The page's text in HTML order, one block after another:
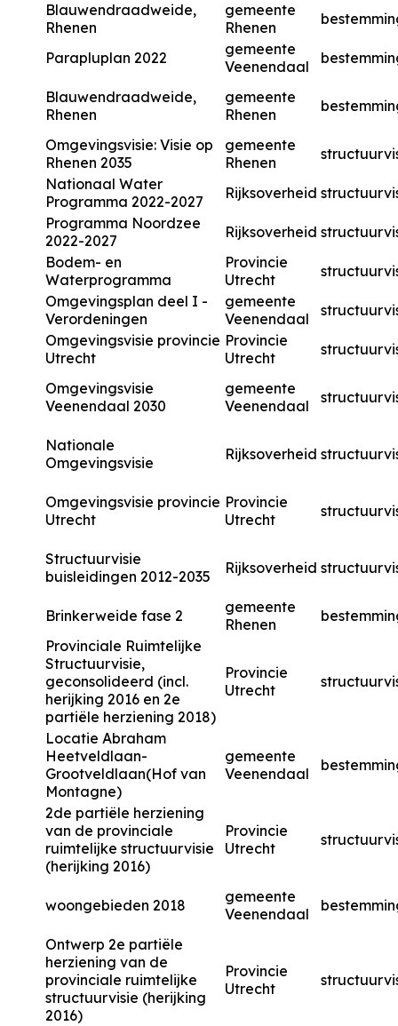
Blauwendraadweide,
Rhenen
gemeente
Rhenen
Parapluplan 2022
gemeente
Veenendaal
Blauwendraadweide,
Rhenen
gemeente
Rhenen
Omgevingsvisie: Visie op
Rhenen 2035
gemeente
Rhenen
Nationaal Water
Programma 2022-2027
Rijksoverheid
Programma Noordzee
2022-2027
Rijksoverheid
Bodem- en
Waterprogramma
Provincie
Utrecht
Omgevingsplan deel I -
Verordeningen
gemeente
Veenendaal
Omgevingsvisie provincie
Utrecht
Provincie
Utrecht
Omgevingsvisie
Veenendaal 2030
gemeente
Veenendaal
Nationale
Omgevingsvisie
Rijksoverheid
Omgevingsvisie provincie
Utrecht
Provincie
Utrecht
Structuurvisie
buisleidingen 2012-2035
Rijksoverheid
Brinkerweide fase 2
gemeente
Rhenen
Provinciale Ruimtelijke
Structuurvisie,
geconsolideerd (incl.
herijking 2016 en 2e
partiële herziening 2018)
Provincie
Utrecht
Locatie Abraham
Heetveldlaan-
Grootveldlaan(Hof van
Montagne)
gemeente
Veenendaal
2de partiële herziening
van de provinciale
ruimtelijke structuurvisie
(herijking 2016)
Provincie
Utrecht
woongebieden 2018
gemeente
Veenendaal
Ontwerp 2e partiële
herziening van de
provinciale ruimtelijke
structuurvisie (herijking
2016)
Provincie
Utrecht